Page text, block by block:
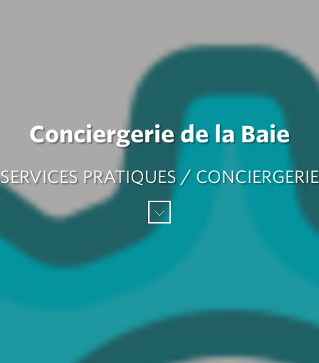
Conciergerie de la Baie
SERVICES PRATIQUES / CONCIERGERIE